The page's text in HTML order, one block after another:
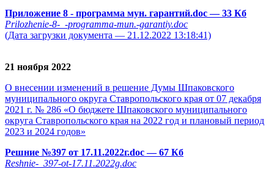
Приложение 8 - программа мун. гарантий.doc— 33 Кб
Prilozhenie-8-_-programma-mun.-garantiy.doc
(Дата загрузки документа — 21.12.2022 13:18:41)
21 ноября 2022
О внесении изменений в решение Думы Шпаковского
муниципального округа Ставропольского края от 07 декабря
2021 г. № 286 «О бюджете Шпаковского муниципального
округа Ставропольского края на 2022 год и плановый период
2023 и 2024 годов»
Решние №397 от 17.11.2022г.doc— 67 Кб
Reshnie-_397-ot-17.11.2022g.doc